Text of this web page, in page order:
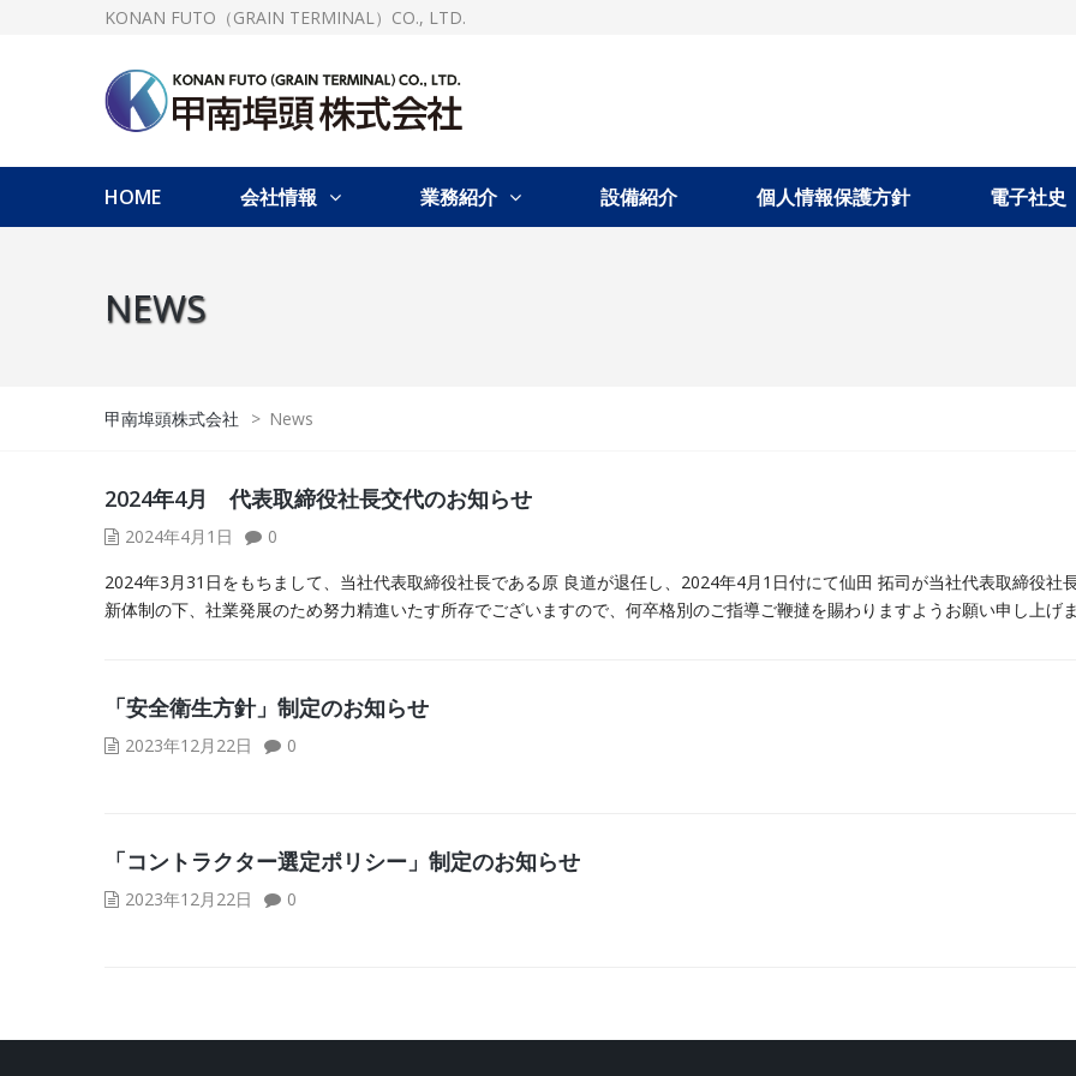
KONAN FUTO（GRAIN TERMINAL）CO., LTD.
HOME 会社情報 業務紹介 設備紹介 個人情報保護方針 電子社史
NEWS
甲南埠頭株式会社 > News
2024年4月 代表取締役社長交代のお知らせ
2024年4月1日
0
2024年3月31日をもちまして、当社代表取締役社長である原 良道が退任し、2024年4月1日付にて仙田 拓司が当社代表取締役社
新体制の下、社業発展のため努力精進いたす所存でございますので、何卒格別のご指導ご鞭撻を賜わりますようお願い申し上げま
「安全衛生方針」制定のお知らせ
2023年12月22日 0
「コントラクター選定ポリシー」制定のお知らせ
2023年12月22日 0